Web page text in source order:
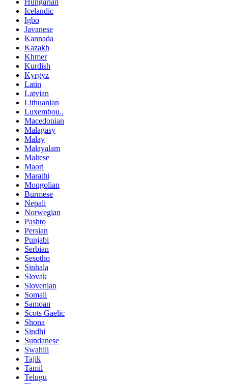
Hungarian
Icelandic
Igbo
Javanese
Kannada
Kazakh
Khmer
Kurdish
Kyrgyz
Latin
Latvian
Lithuanian
Luxembou..
Macedonian
Malagasy
Malay
Malayalam
Maltese
Maori
Marathi
Mongolian
Burmese
Nepali
Norwegian
Pashto
Persian
Punjabi
Serbian
Sesotho
Sinhala
Slovak
Slovenian
Somali
Samoan
Scots Gaelic
Shona
Sindhi
Sundanese
Swahili
Tajik
Tamil
Telugu